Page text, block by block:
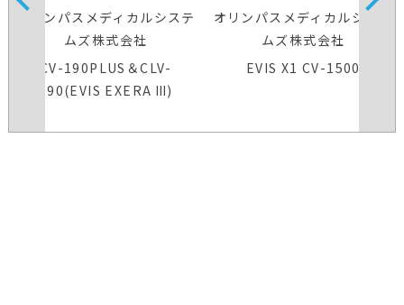
装置
オリンパスメディカルシステ
ムズ株式会社
CV-190PLUS＆CLV-
190(EVIS EXERA Ⅲ)
オリンパスメディカルシステ
ムズ株式会社
EVIS X1 CV-1500